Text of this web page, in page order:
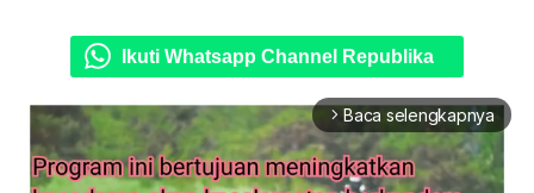
Ikuti Whatsapp Channel Republika
arrow_forward_ios Baca selengkapnya